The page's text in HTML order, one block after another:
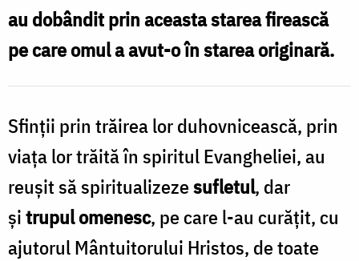
au dobândit prin aceasta starea firească
pe care omul a avut-o în starea originară.
Sfinții prin trăirea lor duhovnicească, prin
viața lor trăită în spiritul Evangheliei, au
reușit să spiritualizezesufletul, dar
șitrupul omenesc, pe care l-au curățit, cu
ajutorul Mântuitorului Hristos, de toate